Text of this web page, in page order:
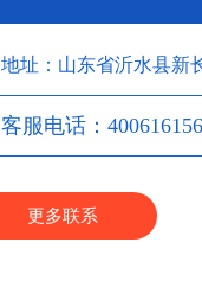
地址：山东省沂水县新
客服电话：
更多联系